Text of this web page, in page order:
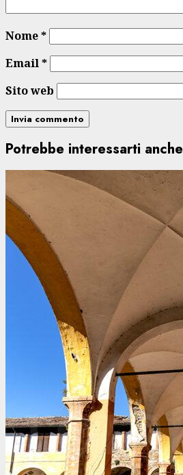
Nome*
Email*
Sito web
Potrebbe interessarti anche